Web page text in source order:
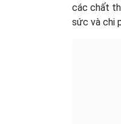
các chất
sức và chi